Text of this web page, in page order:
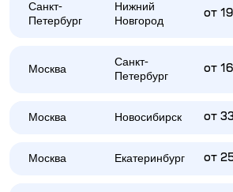
Санкт-
Петербург
Нижний
Новгород
от
Москва
Санкт-
Петербург
от
Москва Новосибирск от
Москва Екатеринбург от